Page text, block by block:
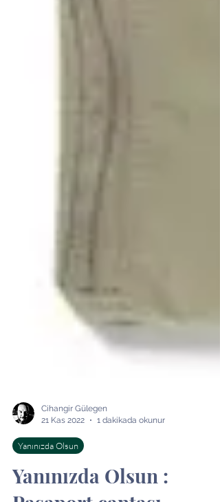
21 Kas 2022
Yanınızda Olsun